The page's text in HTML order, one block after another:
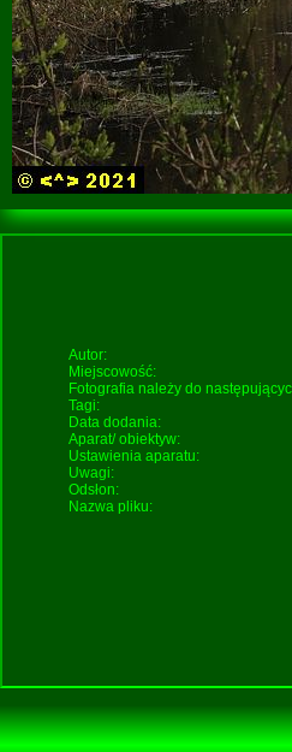
Autor:
Miejscowość:
Fotografia należy do
Tagi:
Data dodania:
Aparat/ obiektyw:
Ustawienia aparatu:
Uwagi:
Odsłon:
Nazwa pliku: